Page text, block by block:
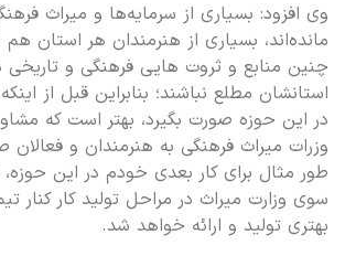
وی افزود: بسیاری از سرمایه‌ها و میراث
مانده‌اند، بسیاری از هنرمندان هر استان هم
چنین منابع و ثروت هایی فرهنگی و تاریخی
استانشان مطلع نباشند؛ بنابراین قبل از
در این حوزه صورت بگیرد، بهتر است که
وزرات میراث فرهنگی به هنرمندان و فعالان
طور مثال برای کار بعدی خودم در این حوزه،
سوی وزارت میراث در مراحل تولید کار کنار
بهتری تولید و ارائه خواهد شد.